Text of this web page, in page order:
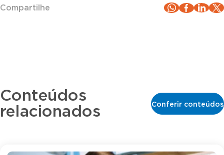
Compartilhe
Conteúdos
relacionados
Conferir conteúdos